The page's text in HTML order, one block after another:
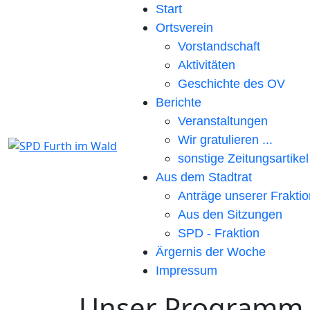
Start
Ortsverein
Vorstandschaft
Aktivitäten
Geschichte des OV
Berichte
Veranstaltungen
Wir gratulieren ...
sonstige Zeitungsartikel
Aus dem Stadtrat
Anträge unserer
Aus den Sitzungen
SPD - Fraktion
Ärgernis der Woche
Impressum